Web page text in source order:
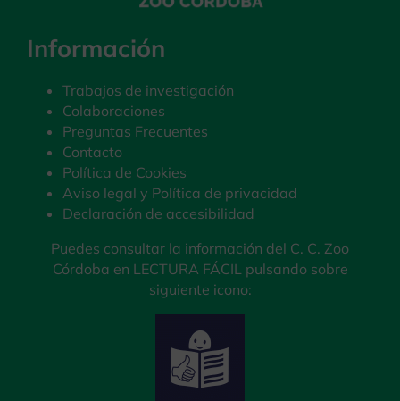
Información
Trabajos de investigación
Colaboraciones
Preguntas Frecuentes
Contacto
Política de Cookies
Aviso legal y Política de privacidad
Declaración de accesibilidad
Puedes consultar la información del C. C. Zoo
Córdoba en LECTURA FÁCIL pulsando sobre
siguiente icono: